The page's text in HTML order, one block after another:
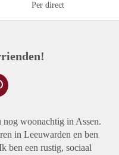
Per direct
woonachtig in Assen.
in Leeuwarden en ben
ben een rustig, sociaal